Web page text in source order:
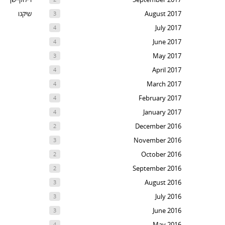
שיקגו
August 2017
3
July 2017
4
June 2017
4
May 2017
3
April 2017
4
March 2017
4
February 2017
4
January 2017
4
December 2016
2
November 2016
3
October 2016
2
September 2016
2
August 2016
3
July 2016
3
June 2016
3